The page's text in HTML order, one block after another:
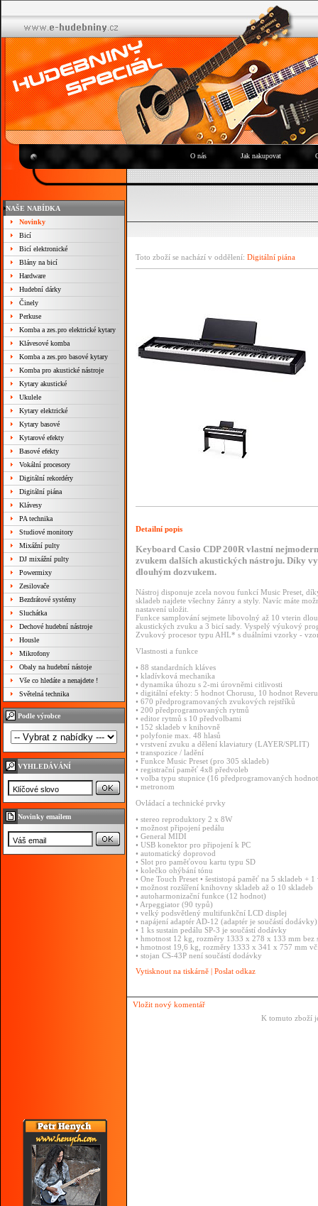
O nás Jak nakupovat
NAŠE NABÍDKA
Novinky
Bicí
Bicí elektronické
Blány na bicí
Hardware
Hudební dárky
Činely
Perkuse
Komba a zes.pro elektrické kytary
Klávesové komba
Komba a zes.pro basové kytary
Komba pro akustické nástroje
Kytary akustické
Ukulele
Kytary elektrické
Kytary basové
Kytarové efekty
Basové efekty
Vokální procesory
Digitální rekordéry
Digitální piána
Klávesy
PA technika
Studiové monitory
Mixážní pulty
DJ mixážní pulty
Powermixy
Zesilovače
Bezdrátové systémy
Sluchátka
Dechové hudební nástroje
Housle
Mikrofony
Obaly na hudební nástoje
Vše co hledáte a nenajdete !
Světelná technika
Podle výrobce
VYHLEDÁVÁNÍ
Novinky emailem
Toto zboží se nachází v oddělení: Digitální piána
Detailní popis
Keyboard Casio CDP 200R vlastní
zvukem dalších akustických nástroju. Díky
dlouhým dozvukem.
Nástroj disponuje zcela novou funkcí Music Preset,
skladeb najdete všechny žánry a styly. Navíc máte
nastavení uložit.
Funkce samplování sejmete libovolný až 10 vterin
akustických zvuku a 3 bicí sady. Vyspelý výukový
Zvukový procesor typu AHL* s duálními vzorky -
Vlastnosti a funkce
• 88 standardních kláves
• kladívková mechanika
• dynamika úhozu s 2-mi úrovněmi citlivosti
• digitální efekty: 5 hodnot Chorusu, 10 hodnot Reveru
• 670 předprogramovaných zvukových rejstříků
• 200 předprogramovaných rytmů
• editor rytmů s 10 předvolbami
• 152 skladeb v knihovně
• polyfonie max. 48 hlasů
• vrstvení zvuku a dělení klaviatury (LAYER/SPLIT)
• transpozice / ladění
• Funkce Music Preset (pro 305 skladeb)
• registrační paměť 4x8 předvoleb
• volba typu stupnice (16 předprogramovaných
• metronom
Ovládací a technické prvky
• stereo reproduktory 2 x 8W
• možnost připojení pedálu
• General MIDI
• USB konektor pro připojení k PC
• automatický doprovod
• Slot pro paměťovou kartu typu SD
• kolečko ohýbání tónu
• One Touch Preset • šestistopá paměť na 5 skladeb
• možnost rozšíření knihovny skladeb až o 10 skladeb
• autoharmonizační funkce (12 hodnot)
• Arpeggiator (90 typů)
• velký podsvětlený multifunkční LCD displej
• napájení adaptér AD-12 (adaptér je součástí dodávky)
• 1 ks sustain pedálu SP-3 je součástí dodávky
• hmotnost 12 kg, rozměry 1333 x 278 x 133 mm bez
• hmotnost 19,6 kg, rozměry 1333 x 341 x 757 mm
• stojan CS-43P není součástí dodávky
Vytisknout na tiskárně | Poslat odkaz
Vložit nový komentář
K tomuto zboží